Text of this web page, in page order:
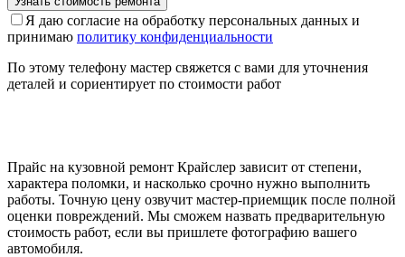
Я даю согласие на обработку персональных данных и
принимаю политику конфиденциальности
По этому телефону мастер свяжется с вами для уточнения
деталей и сориентирует по стоимости работ
Прайс на кузовной ремонт Крайслер зависит от степени,
характера поломки, и насколько срочно нужно выполнить
работы. Точную цену озвучит мастер-приемщик после полной
оценки повреждений. Мы сможем назвать предварительную
стоимость работ, если вы пришлете фотографию вашего
автомобиля.